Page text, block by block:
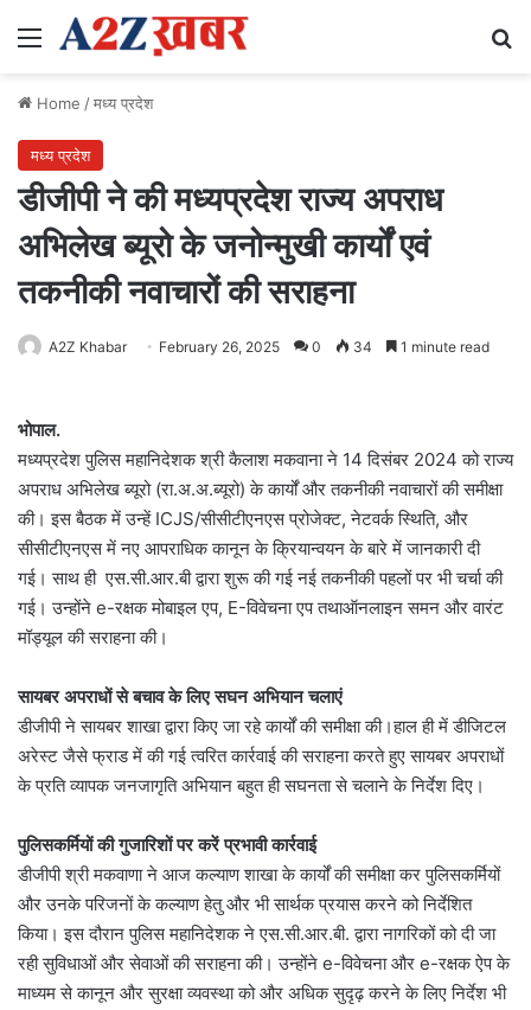
Menu
Home /मध्य प्रदेश
मध्य प्रदेश
डीजीपी ने की मध्यप्रदेश राज्य अपराध
अभिलेख ब्यूरो के जनोन्मुखी कार्यों एवं
तकनीकी नवाचारों की सराहना
A2Z Khabar February 26, 2025 0 34 1 minute read
भोपाल.
मध्यप्रदेश पुलिस महानिदेशक श्री कैलाश मकवाना ने 14 दिसंबर 2024 को राज्य
अपराध अभिलेख ब्यूरो (रा.अ.अ.ब्यूरो) के कार्यों और तकनीकी नवाचारों की समीक्षा
की। इस बैठक में उन्हें ICJS/सीसीटीएनएस प्रोजेक्ट, नेटवर्क स्थिति, और
सीसीटीएनएस में नए आपराधिक कानून के क्रियान्वयन के बारे में जानकारी दी
गई। साथ ही एस.सी.आर.बी द्वारा शुरू की गई नई तकनीकी पहलों पर भी चर्चा की
गई। उन्होंने e-रक्षक मोबाइल एप, E-विवेचना एप तथाऑनलाइन समन और वारंट
मॉड्यूल की सराहना की।
सायबर अपराधों से बचाव के लिए सघन अभियान चलाएं
डीजीपी ने सायबर शाखा द्वारा किए जा रहे कार्यों की समीक्षा की।हाल ही में डीजिटल
अरेस्ट जैसे फ्राड में की गई त्वरित कार्रवाई की सराहना करते हुए सायबर अपराधों
के प्रति व्यापक जनजागृति अभियान बहुत ही सघनता से चलाने के निर्देश दिए।
पुलिसकर्मियों की गुजारिशों पर करें प्रभावी कार्रवाई
डीजीपी श्री मकवाणा ने आज कल्याण शाखा के कार्यों की समीक्षा कर पुलिसकर्मियों
और उनके परिजनों के कल्याण हेतु और भी सार्थक प्रयास करने को निर्देशित
किया। इस दौरान पुलिस महानिदेशक ने एस.सी.आर.बी. द्वारा नागरिकों को दी जा
रही सुविधाओं और सेवाओं की सराहना की। उन्होंने e-विवेचना और e-रक्षक ऐप के
माध्यम से कानून और सुरक्षा व्यवस्था को और अधिक सुदृढ़ करने के लिए निर्देश भी